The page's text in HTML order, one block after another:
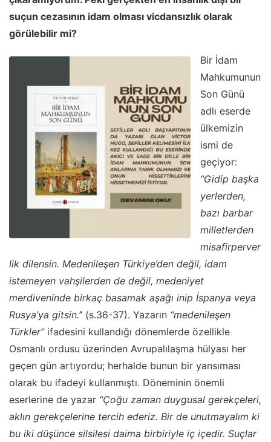
suçun cezasının idam olması vicdansızlık olarak
görülebilir mi?
Bir İdam
Mahkumunun
Son Günü
adlı eserde
ülkemizin
ismi de
geçiyor:
“Gidip başka
yerlerden,
bazı barbar
milletlerden
misafirperver
lik dilensin. Medenileşen Türkiye’den değil, idam
istemeyen vahşilerden de değil, medeniyet
merdiveninde birkaç basamak aşağı inip İspanya veya
Rusya’ya gitsin.’’ (s.36-37). Yazarın “medenileşen
Türkler”ifadesini kullandığı dönemlerde özellikle
Osmanlı ordusu üzerinden Avrupalılaşma hülyası her
geçen gün artıyordu; herhalde bunun bir yansıması
olarak bu ifadeyi kullanmıştı. Döneminin önemli
eserlerine de yazar “Çoğu zaman duygusal gerekçeleri,
aklın gerekçelerine tercih ederiz. Bir de unutmayalım ki
bu iki düşünce silsilesi daima birbiriyle iç içedir. Suçlar